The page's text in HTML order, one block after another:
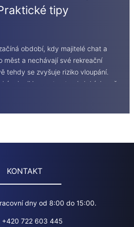
tipy
období, kdy majitelé chat a
měst a nechávají své rekreační
tehdy se zvyšuje riziko vloupání.
kraji jsou v tomto období denně
nemovitosti. Klidná, méně
KONTAKT
dny od 8:00 do 15:00.
+420 722 603 445